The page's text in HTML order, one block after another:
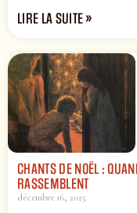
LIRE LA SUITE »
CHANTS DE NOËL :
RASSEMBLENT
décembre 16, 2025